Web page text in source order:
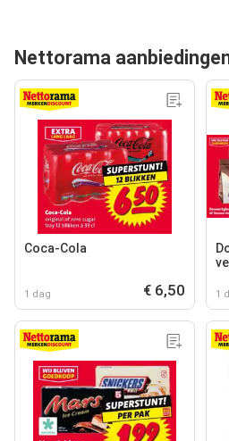
Nettorama
Coca-Cola
1 dag € 6,50 1